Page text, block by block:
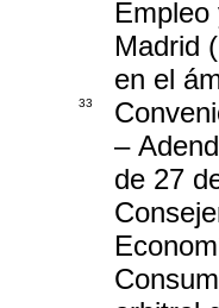
Madrid
en el
33
–
de 27